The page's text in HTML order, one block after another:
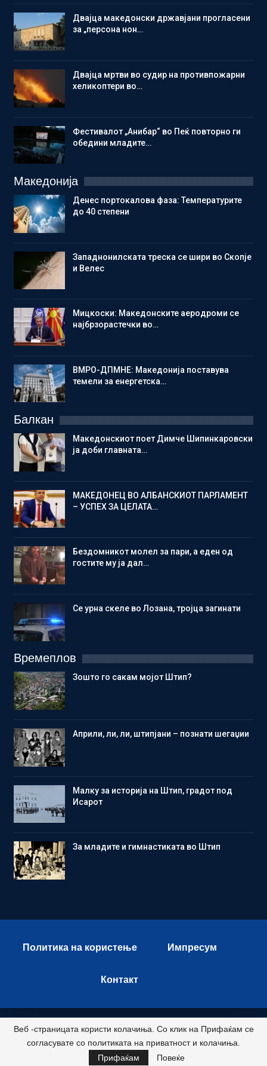
Двајца македонски државјани прогласени
за „персона нон…
Двајца мртви во судир на противпожарни
хеликоптери во…
Фестивалот „Анибар“ во Пеќ повторно ги
обедини младите…
Македонија
Денес портокалова фаза: Температурите
до 40 степени
Западнонилската треска се шири во Скопје
и Велес
Мицкоски: Македонските аеродроми се
најбрзорастечки во…
ВМРО-ДПМНЕ: Македонија поставува
темели за енергетска…
Балкан
Македонскиот поет Димче Шипинкаровски
ја доби главната…
МАКЕДОНЕЦ ВО АЛБАНСКИОТ ПАРЛАМЕНТ
– УСПЕХ ЗА ЦЕЛАТА…
Бездомникот молел за пари, а еден од
гостите му ја дал…
Се урна скеле во Лозана, тројца загинати
Времеплов
Зошто го сакам мојот Штип?
Aприли, ли, ли, штипјани – познати шегаџии
Малку за историја на Штип, градот под
Исарот
Зa младите и гимнастиката во Штип
Политика на користење Импресум
Контакт
© 2026 - Istok Press. All Rights Reserved.
Развиено и хостирано од
Веб -страницата користи колачиња. Со клик на Прифаќам се
согласувате со политиката на приватност и колачиња.
Прифаќам
Повеќе